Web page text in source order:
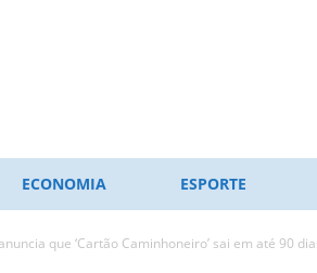
ECONOMIA ESPORTE
que ‘Cartão Caminhoneiro’ sai em até 90